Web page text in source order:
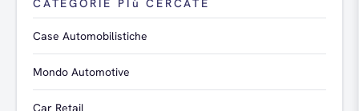
Case Automobilistiche
Mondo Automotive
Car Retail